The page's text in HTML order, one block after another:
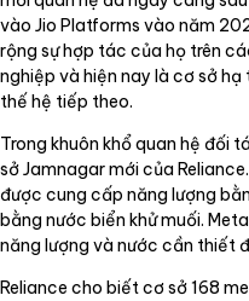
vào Jio Platforms vào năm
rộng sự hợp tác của họ trên
nghiệp và hiện nay là cơ sở
thế hệ tiếp theo.
Trong khuôn khổ quan hệ đối
sở Jamnagar mới của
được cung cấp năng lượng
bằng nước biển khử muối.
năng lượng và nước cần thiết
Reliance cho biết cơ sở 168